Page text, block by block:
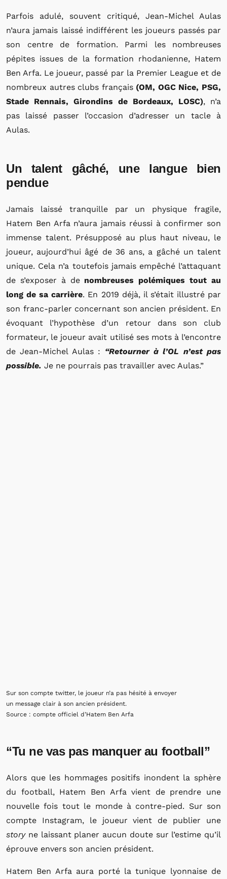
Parfois adulé, souvent critiqué, Jean-Michel Aulas
n’aura jamais laissé indifférent les joueurs passés par
son centre de formation. Parmi les nombreuses
pépites issues de la formation rhodanienne, Hatem
Ben Arfa. Le joueur, passé par la Premier League et de
nombreux autres clubs français (OM, OGC Nice, PSG,
Stade Rennais, Girondins de Bordeaux, LOSC), n’a
pas laissé passer l’occasion d’adresser un tacle à
Aulas.
Un talent gâché, une langue bien
pendue
Jamais laissé tranquille par un physique fragile,
Hatem Ben Arfa n’aura jamais réussi à confirmer son
immense talent. Présupposé au plus haut niveau, le
joueur, aujourd’hui âgé de 36 ans, a gâché un talent
unique. Cela n’a toutefois jamais empêché l’attaquant
de s’exposer à de nombreuses polémiques tout au
long de sa carrière. En 2019 déjà, il s’était illustré par
son franc-parler concernant son ancien président. En
évoquant l’hypothèse d’un retour dans son club
formateur, le joueur avait utilisé ses mots à l’encontre
de Jean-Michel Aulas : “Retourner à l’OL n’est pas
possible. Je ne pourrais pas travailler avec Aulas.”
Sur son compte twitter, le joueur n’a pas hésité à envoyer
un message clair à son ancien président.
Source : compte officiel d’Hatem Ben Arfa
“Tu ne vas pas manquer au football”
Alors que les hommages positifs inondent la sphère
du football, Hatem Ben Arfa vient de prendre une
nouvelle fois tout le monde à contre-pied. Sur son
compte Instagram, le joueur vient de publier une
storyne laissant planer aucun doute sur l’estime qu’il
éprouve envers son ancien président.
Hatem Ben Arfa aura porté la tunique lyonnaise de